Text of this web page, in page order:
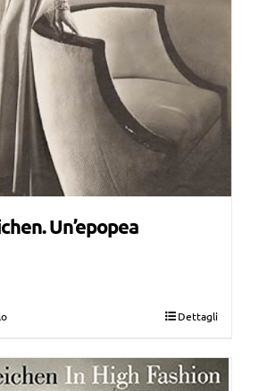
Un’epopea
Dettagli